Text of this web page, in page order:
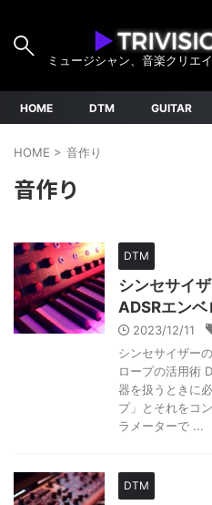
ミュージシャン、音楽クリエ
HOME DTM GUITAR
HOME > 音作り
音作り
DTM
シンセサイ
ADSRエン
2023/12/11
シンセサイザー
ロープの活用術
器を扱うときに
プ」とそれをコ
ラメーターで ...
DTM